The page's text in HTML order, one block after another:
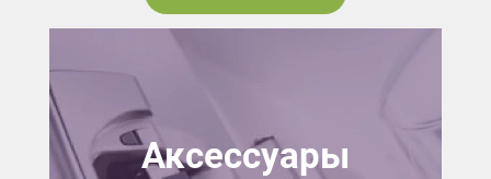
Аксессуары